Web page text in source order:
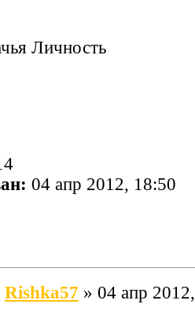
Личность
04 апр 2012, 18:50
Rishka57 » 04 апр